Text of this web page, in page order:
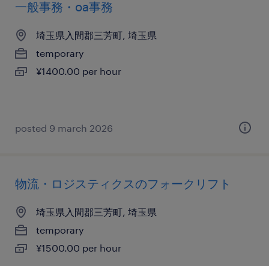
一般事務・oa事務
埼玉県入間郡三芳町, 埼玉県
temporary
¥1400.00 per hour
posted 9 march 2026
物流・ロジスティクスのフォークリフト
埼玉県入間郡三芳町, 埼玉県
temporary
¥1500.00 per hour